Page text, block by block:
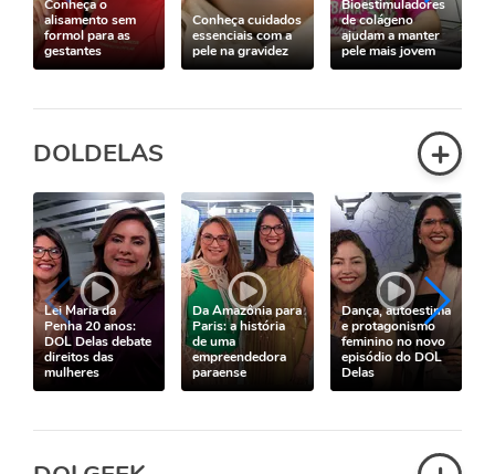
Conheça o
alisamento sem
formol para as
gestantes
Conheça cuidados
essenciais com a
pele na gravidez
Bioestimuladores
de colágeno
ajudam a manter
pele mais jovem
DOLDELAS +
Lei Maria da
Penha 20 anos:
DOL Delas debate
direitos das
mulheres
Da Amazônia para
Paris: a história
de uma
empreendedora
paraense
Dança, autoestima
e protagonismo
feminino no novo
episódio do DOL
Delas